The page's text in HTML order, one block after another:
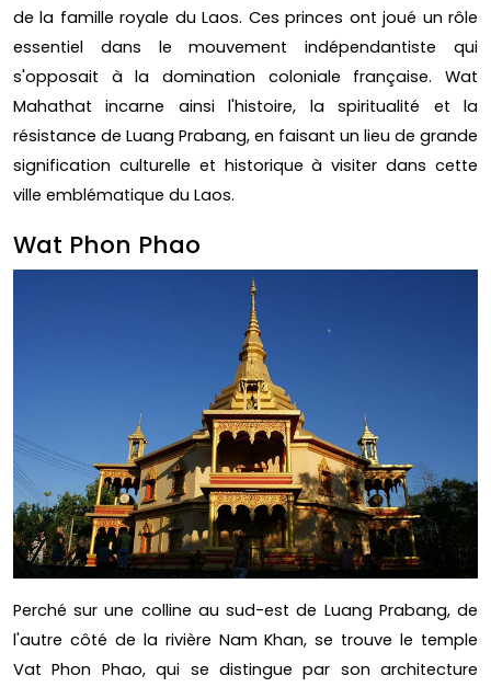
de la famille royale du Laos. Ces princes ont joué un rôle
essentiel dans le mouvement indépendantiste qui
s'opposait à la domination coloniale française. Wat
Mahathat incarne ainsi l'histoire, la spiritualité et la
résistance de Luang Prabang, en faisant un lieu de grande
signification culturelle et historique à visiter dans cette
ville emblématique du Laos.
Wat Phon Phao
Perché sur une colline au sud-est de Luang Prabang, de
l'autre côté de la rivière Nam Khan, se trouve le temple
Vat Phon Phao, qui se distingue par son architecture